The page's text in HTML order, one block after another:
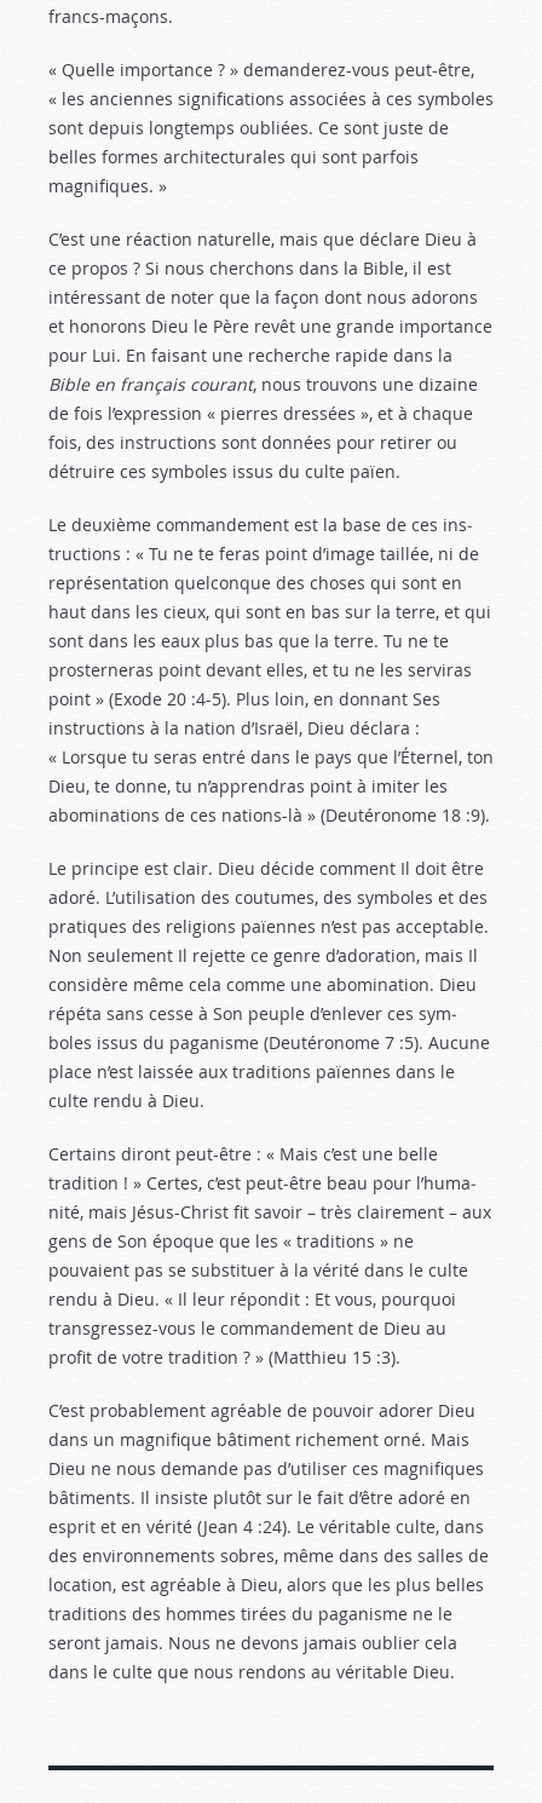
francs-maçons.
« Quelle importance ? » demanderez-vous peut-être,
« les anciennes significations associées à ces symboles
sont depuis longtemps oubliées. Ce sont juste de
belles formes architecturales qui sont parfois
magnifiques. »
C’est une réaction naturelle, mais que déclare Dieu à
ce propos ? Si nous cherchons dans la Bible, il est
intéressant de noter que la façon dont nous adorons
et honorons Dieu le Père revêt une grande importance
pour Lui. En faisant une recherche rapide dans la
Bible en français courant, nous trouvons une dizaine
de fois l’expression « pierres dressées », et à chaque
fois, des instructions sont données pour retirer ou
détruire ces symboles issus du culte païen.
Le deuxième commandement est la base de ces ins­
tructions : « Tu ne te feras point d’image taillée, ni de
représentation quelconque des choses qui sont en
haut dans les cieux, qui sont en bas sur la terre, et qui
sont dans les eaux plus bas que la terre. Tu ne te
proster­neras point devant elles, et tu ne les serviras
point » (Exode 20 :4-5). Plus loin, en donnant Ses
instructions à la nation d’Israël, Dieu déclara :
« Lorsque tu seras entré dans le pays que l’Éternel, ton
Dieu, te donne, tu n’apprendras point à imiter les
abominations de ces nations-là » (Deutéronome 18 :9).
Le principe est clair. Dieu décide comment Il doit être
adoré. L’utilisation des coutumes, des symboles et des
pratiques des religions païennes n’est pas accep­table.
Non seulement Il rejette ce genre d’adoration, mais Il
considère même cela comme une abomination. Dieu
répéta sans cesse à Son peuple d’enlever ces sym­
boles issus du paganisme (Deutéronome 7 :5). Aucune
place n’est laissée aux traditions païennes dans le
culte rendu à Dieu.
Certains diront peut-être : « Mais c’est une belle
tradition ! » Certes, c’est peut-être beau pour l’huma­
nité, mais Jésus-Christ fit savoir – très clairement – aux
gens de Son époque que les « traditions » ne
pouvaient pas se substituer à la vérité dans le culte
rendu à Dieu. « Il leur répondit : Et vous, pourquoi
transgressez-vous le commandement de Dieu au
profit de votre tradi­tion ? » (Matthieu 15 :3).
C’est probablement agréable de pouvoir adorer Dieu
dans un magnifique bâtiment richement orné. Mais
Dieu ne nous demande pas d’utiliser ces magni­fiques
bâtiments. Il insiste plutôt sur le fait d’être adoré en
esprit et en vérité (Jean 4 :24). Le véritable culte, dans
des environnements sobres, même dans des salles de
location, est agréable à Dieu, alors que les plus belles
traditions des hommes tirées du paganisme ne le
seront jamais. Nous ne devons jamais oublier cela
dans le culte que nous rendons au véritable Dieu.